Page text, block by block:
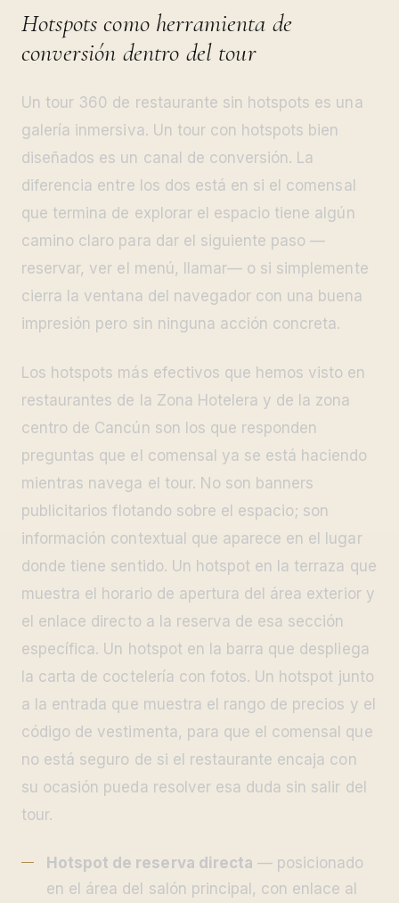
Hotspots como herramienta de
conversión dentro del tour
Un tour 360 de restaurante sin hotspots es una
galería inmersiva. Un tour con hotspots bien
diseñados es un canal de conversión. La
diferencia entre los dos está en si el comensal
que termina de explorar el espacio tiene algún
camino claro para dar el siguiente paso —
reservar, ver el menú, llamar— o si simplemente
cierra la ventana del navegador con una buena
impresión pero sin ninguna acción concreta.
Los hotspots más efectivos que hemos visto en
restaurantes de la Zona Hotelera y de la zona
centro de Cancún son los que responden
preguntas que el comensal ya se está haciendo
mientras navega el tour. No son banners
publicitarios flotando sobre el espacio; son
información contextual que aparece en el lugar
donde tiene sentido. Un hotspot en la terraza que
muestra el horario de apertura del área exterior y
el enlace directo a la reserva de esa sección
específica. Un hotspot en la barra que despliega
la carta de coctelería con fotos. Un hotspot junto
a la entrada que muestra el rango de precios y el
código de vestimenta, para que el comensal que
no está seguro de si el restaurante encaja con
su ocasión pueda resolver esa duda sin salir del
tour.
Hotspot de reserva directa — posicionado
en el área del salón principal, con enlace al